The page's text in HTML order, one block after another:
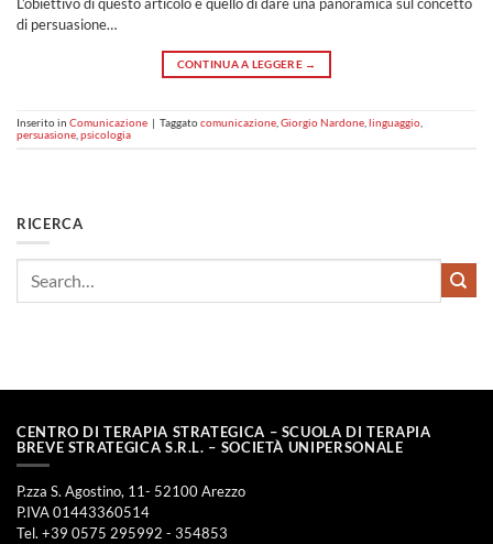
di persuasione…
CONTINUA A LEGGERE →
Inserito in Comunicazione | Taggatocomunicazione Giorgio Nardone linguaggio
persuasione psicologia
RICERCA
CENTRO DI TERAPIA STRATEGICA – SCUOLA DI TERAPIA
BREVE STRATEGICA S.R.L. – SOCIETÀ UNIPERSONALE
P.zza S. Agostino, 11- 52100 Arezzo
P.IVA 01443360514
Tel. +39 0575 295992 - 354853